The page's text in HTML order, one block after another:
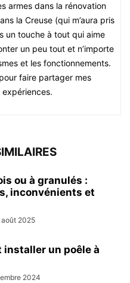
armes dans la rénovation
la Creuse (qui m’aura pris
un touche à tout qui aime
un peu tout et n’importe
et les fonctionnements.
faire partager mes
ou à granulés :
inconvénients et
août 2025
installer un poêle à
2024